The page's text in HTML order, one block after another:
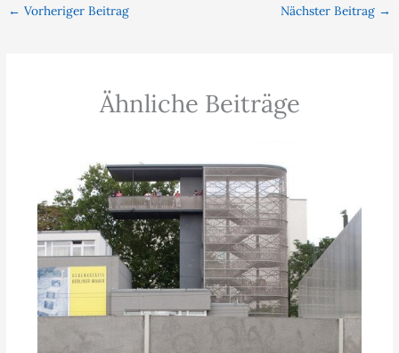
← Vorheriger Beitrag Nächster Beitrag →
Ähnliche Beiträge